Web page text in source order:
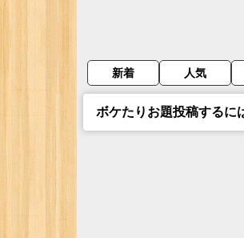
新着 人気
ボケたりお題投稿するに